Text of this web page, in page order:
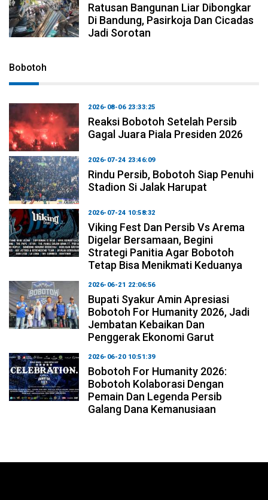
Ratusan Bangunan Liar Dibongkar
Di Bandung, Pasirkoja Dan Cicadas
Jadi Sorotan
Bobotoh
2026-08-06 23:33:25
Reaksi Bobotoh Setelah Persib
Gagal Juara Piala Presiden 2026
2026-07-24 23:46:09
Rindu Persib, Bobotoh Siap Penuhi
Stadion Si Jalak Harupat
2026-07-24 10:58:32
Viking Fest Dan Persib Vs Arema
Digelar Bersamaan, Begini
Strategi Panitia Agar Bobotoh
Tetap Bisa Menikmati Keduanya
2026-06-21 22:06:56
Bupati Syakur Amin Apresiasi
Bobotoh For Humanity 2026, Jadi
Jembatan Kebaikan Dan
Penggerak Ekonomi Garut
2026-06-20 10:51:39
Bobotoh For Humanity 2026:
Bobotoh Kolaborasi Dengan
Pemain Dan Legenda Persib
Galang Dana Kemanusiaan